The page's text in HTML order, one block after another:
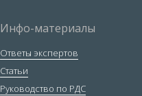
Инфо-материалы
Ответы экспертов
Статьи
Руководство по РДС